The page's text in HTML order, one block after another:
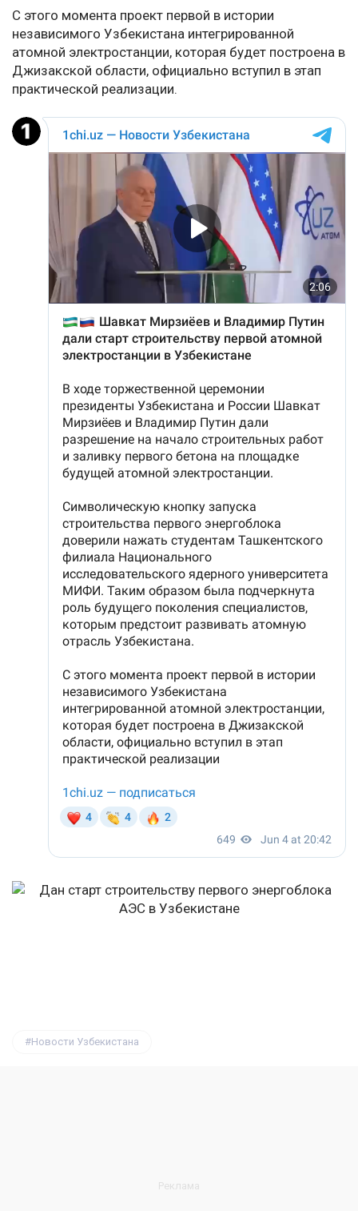
С этого момента проект первой в истории
независимого Узбекистана интегрированной
атомной электростанции, которая будет построена в
Джизакской области, официально вступил в этап
практической реализации.
Новости Узбекистана